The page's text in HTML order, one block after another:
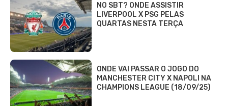
NO SBT? ONDE ASSISTIR
LIVERPOOL X PSG PELAS
QUARTAS NESTA TERÇA
ONDE VAI PASSAR O JOGO DO
MANCHESTER CITY X NAPOLI NA
CHAMPIONS LEAGUE (18/09/25)